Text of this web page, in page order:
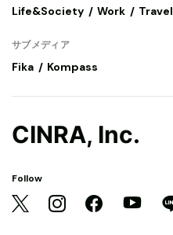
Life&Society
Work Travel
サブメディア
Fika Kompass
CINRA, Inc.
Follow